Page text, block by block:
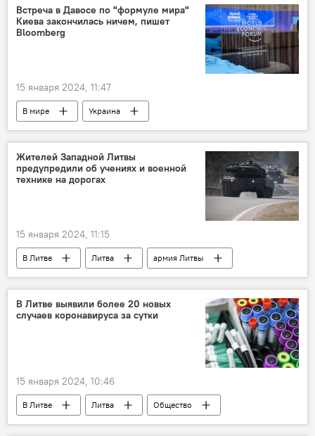
общество
"безвиз"
безвизовый режим
Встреча в Давосе по "формуле мира"
Киева закончилась ничем, пишет
Bloomberg
15 января 2024, 11:47
В мире
Украина
Владимир Зеленский
Россия
Жителей Западной Литвы
предупредили об учениях и военной
технике на дорогах
15 января 2024, 11:15
В Литве Литва
армия Литвы
ВС Литвы
военные учения
В Литве выявили более 20 новых
случаев коронавируса за сутки
15 января 2024, 10:46
В Литве Литва
Общество
общество